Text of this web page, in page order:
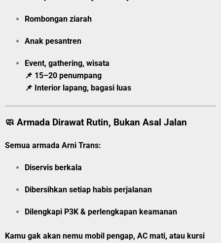
Rombongan ziarah
Anak pesantren
Event, gathering, wisata
📌 15–20 penumpang
📌 Interior lapang, bagasi luas
🧼 Armada Dirawat Rutin, Bukan Asal Jalan
Semua armada Arni Trans:
Diservis berkala
Dibersihkan setiap habis perjalanan
Dilengkapi P3K & perlengkapan keamanan
Kamu gak akan nemu mobil pengap, AC mati, atau kursi